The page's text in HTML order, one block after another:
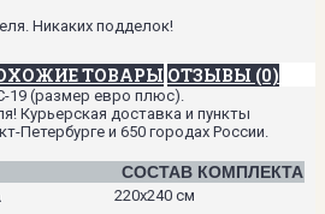
Никаких подделок!
ТОВАРЫ ОТЗЫВЫ (0)
19 (размер евро плюс).
Курьерская доставка и пункты
Петербурге и 650 городах России.
СОСТАВ КОМПЛЕКТА
220х240 см